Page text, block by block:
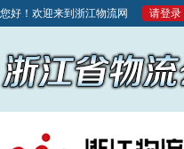
您好！欢迎来到浙江物流网 请登录